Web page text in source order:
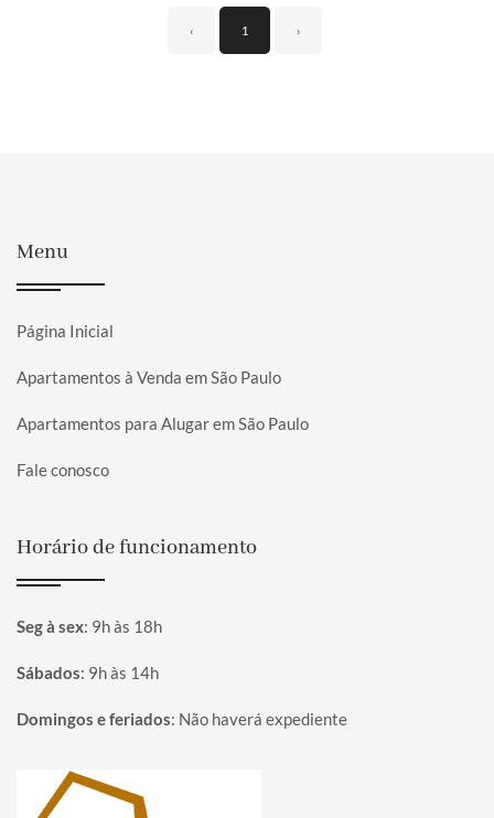
‹ 1 ›
Menu
Página Inicial
Apartamentos à Venda em São Paulo
Apartamentos para Alugar em São Paulo
Fale conosco
Horário de funcionamento
Seg à sex: 9h às 18h
Sábados: 9h às 14h
Domingos e feriados: Não haverá expediente
Página inicial